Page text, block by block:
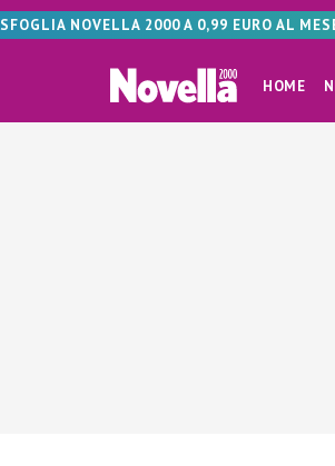
SFOGLIA NOVELLA 2000 A 0,99 EURO AL
HOME